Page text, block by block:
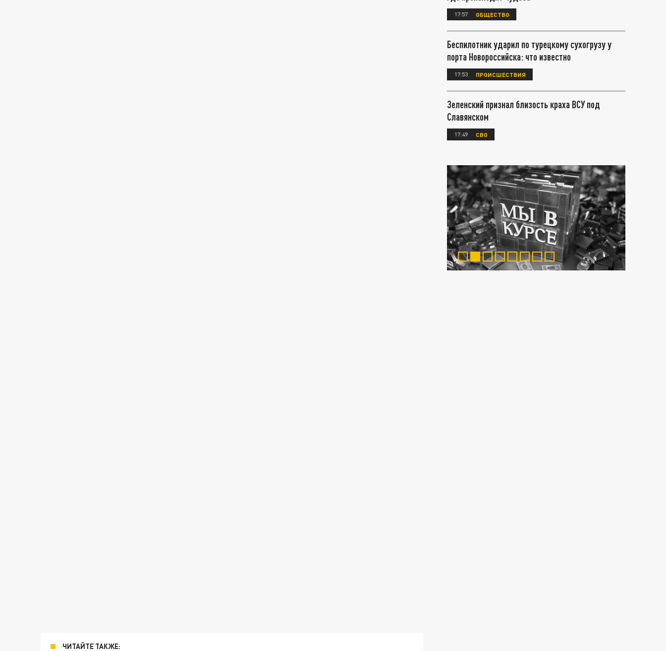
ЧИТАЙТЕ ТАКЖЕ:
17:57 ОБЩЕСТВО
Беспилотник ударил по турецкому сухогрузу у
порта Новороссийска: что известно
17:53 ПРОИСШЕСТВИЯ
Зеленский признал близость краха ВСУ под
Славянском
17:49 СВО